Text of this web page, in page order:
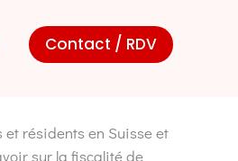
Contact / RDV
résidents en Suisse et
sur la fiscalité de